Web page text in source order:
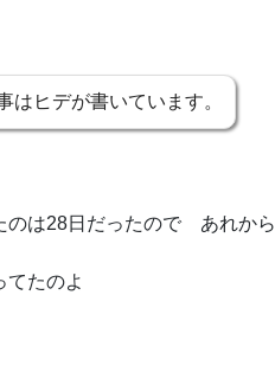
はヒデが書いています。
は28日だったので あれか
てたのよ